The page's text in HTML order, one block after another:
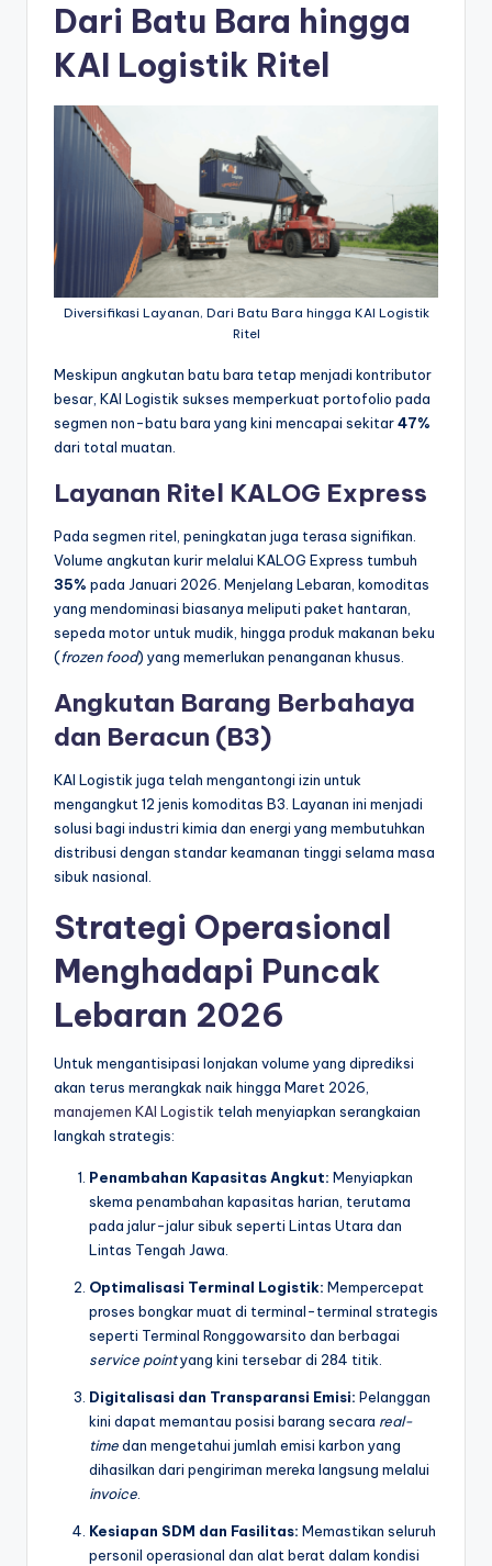
Dari Batu Bara hingga
KAI Logistik Ritel
Diversifikasi Layanan, Dari Batu Bara hingga KAI Logistik
Ritel
Meskipun angkutan batu bara tetap menjadi kontributor
besar, KAI Logistik sukses memperkuat portofolio pada
segmen non-batu bara yang kini mencapai sekitar47%
dari total muatan.
Layanan Ritel KALOG Express
Pada segmen ritel, peningkatan juga terasa signifikan.
Volume angkutan kurir melalui KALOG Express tumbuh
35% pada Januari 2026. Menjelang Lebaran, komoditas
yang mendominasi biasanya meliputi paket hantaran,
sepeda motor untuk mudik, hingga produk makanan beku
(frozen food) yang memerlukan penanganan khusus.
Angkutan Barang Berbahaya
dan Beracun (B3)
KAI Logistik juga telah mengantongi izin untuk
mengangkut 12 jenis komoditas B3. Layanan ini menjadi
solusi bagi industri kimia dan energi yang membutuhkan
distribusi dengan standar keamanan tinggi selama masa
sibuk nasional.
Strategi Operasional
Menghadapi Puncak
Lebaran 2026
Untuk mengantisipasi lonjakan volume yang diprediksi
akan terus merangkak naik hingga Maret 2026,
manajemen KAI Logistik telah menyiapkan serangkaian
langkah strategis:
Penambahan Kapasitas Angkut: Menyiapkan
skema penambahan kapasitas harian, terutama
pada jalur-jalur sibuk seperti Lintas Utara dan
Lintas Tengah Jawa.
Optimalisasi Terminal Logistik: Mempercepat
proses bongkar muat di terminal-terminal strategis
seperti Terminal Ronggowarsito dan berbagai
service pointyang kini tersebar di 284 titik.
Digitalisasi dan Transparansi Emisi: Pelanggan
kini dapat memantau posisi barang secara real-
timedan mengetahui jumlah emisi karbon yang
dihasilkan dari pengiriman mereka langsung melalui
invoice
Kesiapan SDM dan Fasilitas: Memastikan seluruh
personil operasional dan alat berat dalam kondisi